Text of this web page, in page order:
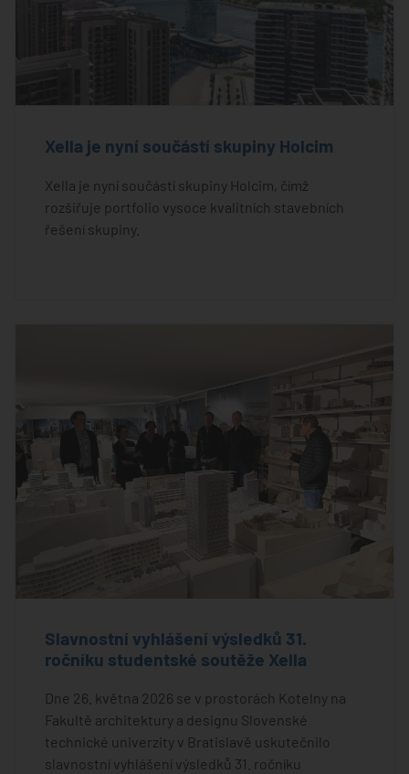
Xella je nyní součástí skupiny Holcim
Xella je nyní součástí skupiny Holcim, čímž
rozšiřuje portfolio vysoce kvalitních stavebních
řešení skupiny.
Slavnostní vyhlášení výsledků 31.
ročníku studentské soutěže Xella
Dne 26. května 2026 se v prostorách Kotelny na
Fakultě architektury a designu Slovenské
technické univerzity v Bratislavě uskutečnilo
slavnostní vyhlášení výsledků 31. ročníku